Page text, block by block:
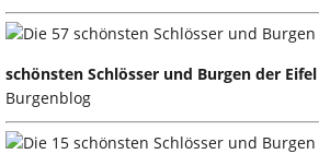
schönsten Schlösser und Burgen der Eifel
Burgenblog